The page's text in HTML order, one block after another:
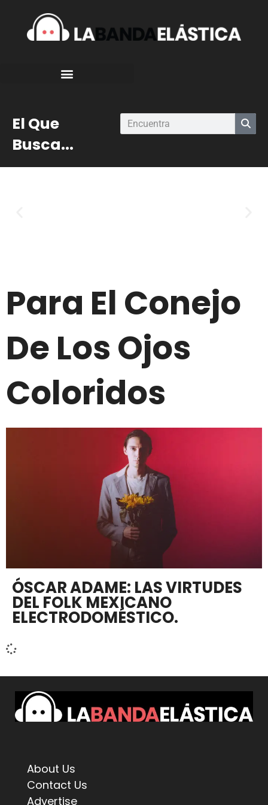
El Que
Busca...
Para El Conejo
De Los Ojos
Coloridos
ÓSCAR ADAME: LAS VIRTUDES
DEL FOLK MEXICANO
ELECTRODOMÉSTICO.
About Us
Contact Us
Advertise